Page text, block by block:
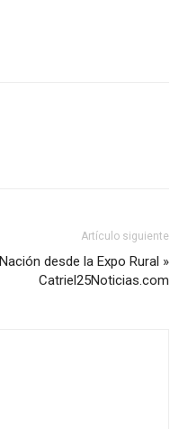
Artículo siguiente
desde la Expo Rural »
Catriel25Noticias.com